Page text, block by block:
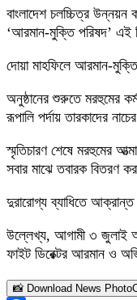
বাংলাদেশ চলচ্চিত্র
‘আরমান-মুক্তি পরিষদ’
দোয়া মাহফিলে আরমান-মুক্তি
অনুষ্ঠানের শুরুতে মরহুমের
রূপালি পর্দায় তারকাদের
স্মৃতিচারণ শেষে মরহুমের
সবার মাঝে তবারক বিতরণ
দুরারোগ্য ব্যাধিতে
উল্লেখ্য, আগামী ৩ জুলাই
ফাইট ডিরেক্টর আরমান ও
📸 Download News